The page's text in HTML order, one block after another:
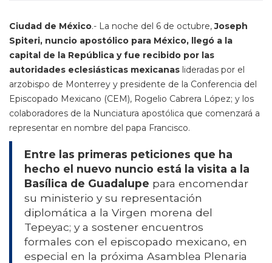
Ciudad de México.- La noche del 6 de octubre,Joseph
Spiteri, nuncio apostólico para México, llegó a la
capital de la República y fue recibido por las
autoridades eclesiásticas mexicanas lideradas por el
arzobispo de Monterrey y presidente de la Conferencia del
Episcopado Mexicano (CEM), Rogelio Cabrera López; y los
colaboradores de la Nunciatura apostólica que comenzará a
representar en nombre del papa Francisco.
Entre las primeras peticiones que ha
hecho el nuevo nuncio está la visita a la
Basílica de Guadalupe para encomendar
su ministerio y su representación
diplomática a la Virgen morena del
Tepeyac; y a sostener encuentros
formales con el episcopado mexicano, en
especial en la próxima Asamblea Plenaria